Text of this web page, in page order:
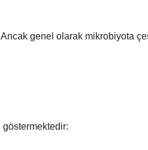
Ancak genel olarak mikrobiyota
göstermektedir: